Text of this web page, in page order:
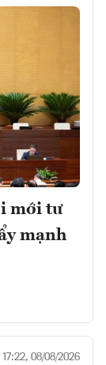
mới tư
mạnh
17:22, 08/08/2026